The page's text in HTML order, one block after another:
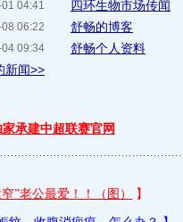
04:41
06:22
09:34
新闻>>
四环生物市场传闻
舒畅的博客
舒畅个人资料
承建中超联赛官网